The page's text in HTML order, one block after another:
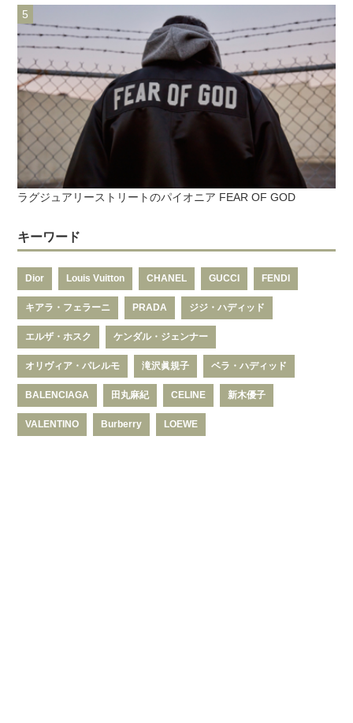
ラグジュアリーストリートのパイオニア FEAR OF GOD
キーワード
Dior Louis Vuitton CHANEL GUCCI FENDI
キアラ・フェラーニ PRADA ジジ・ハディッド
エルザ・ホスク ケンダル・ジェンナー
オリヴィア・パレルモ 滝沢眞規子 ベラ・ハディッド
BALENCIAGA 田丸麻紀 CELINE 新木優子
VALENTINO Burberry LOEWE